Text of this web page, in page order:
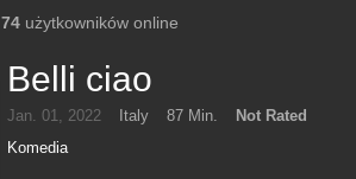
74użytkowników online
Belli ciao
Jan. 01, 2022 Italy 87 Min.
Not Rated
Komedia